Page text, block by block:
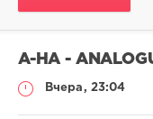
A-HA -
Вчера, 23:04